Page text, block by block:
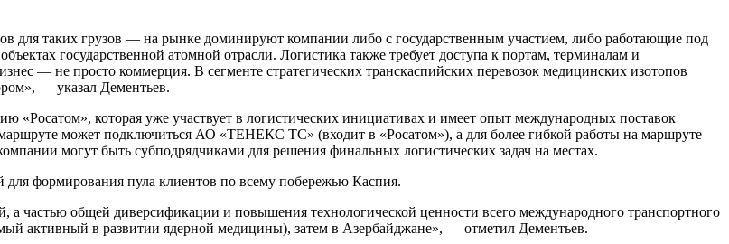
для таких грузов — на рынке доминируют компании либо с государственным участием, либо работающие под
государственной атомной отрасли. Логистика также требует доступа к портам, терминалам и
— не просто коммерция. В сегменте стратегических транскаспийских перевозок медицинских изотопов
— указал Дементьев.
«Росатом», которая уже участвует в логистических инициативах и имеет опыт международных поставок
может подключиться АО «ТЕНЕКС ТС» (входит в «Росатом»), а для более гибкой работы на маршруте
могут быть субподрядчиками для решения финальных логистических задач на местах.
для формирования пула клиентов по всему побережью Каспия.
а частью общей диверсификации и повышения технологической ценности всего международного транспортного
активный в развитии ядерной медицины), затем в Азербайджане», — отметил Дементьев.